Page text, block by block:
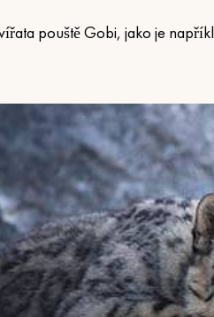
pouště Gobi, jako je